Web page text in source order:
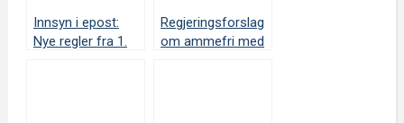
Innsyn i epost:
Nye regler fra 1.
Regjeringsforslag
om ammefri med